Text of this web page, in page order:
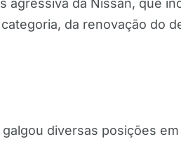
agressiva da Nissan, que
da renovação do
diversas posições